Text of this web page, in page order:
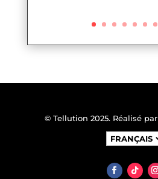
© Tellution 2025. Réalisé par